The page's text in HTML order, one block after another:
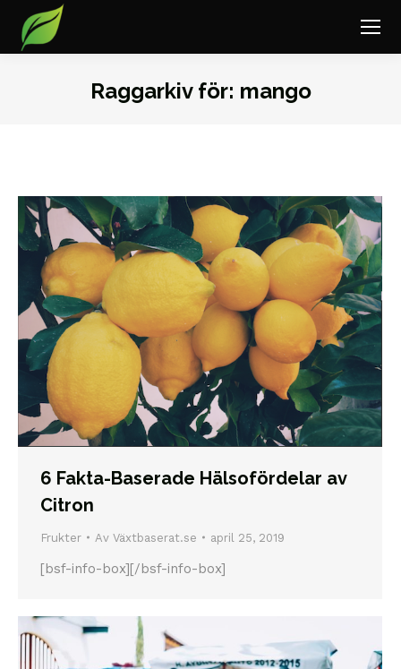
Raggarkiv för: mango
6 Fakta-Baserade Hälsofördelar av
Citron
Frukter Av Växtbaserat.se april 25, 2019
[bsf-info-box][/bsf-info-box]